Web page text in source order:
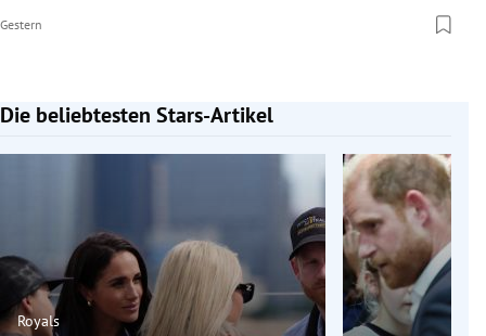
Gestern
Die beliebtesten Stars-Artikel
Slide 1 von 7
Royals